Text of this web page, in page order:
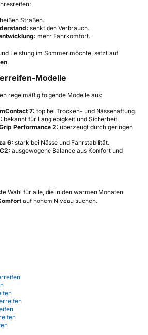
Straßen.
senkt den Verbrauch.
mehr Fahrkomfort.
Leistung im Sommer möchte, setzt auf
.
Modelle
regelmäßig folgende Modelle aus:
7: top bei Trocken- und Nässehaftung.
bekannt für Langlebigkeit und Sicherheit.
Performance 2: überzeugt durch geringen
6: stark bei Nässe und Fahrstabilität.
ausgewogene Balance aus Komfort und
Wahl für alle, die in den warmen Monaten
auf hohem Niveau suchen.